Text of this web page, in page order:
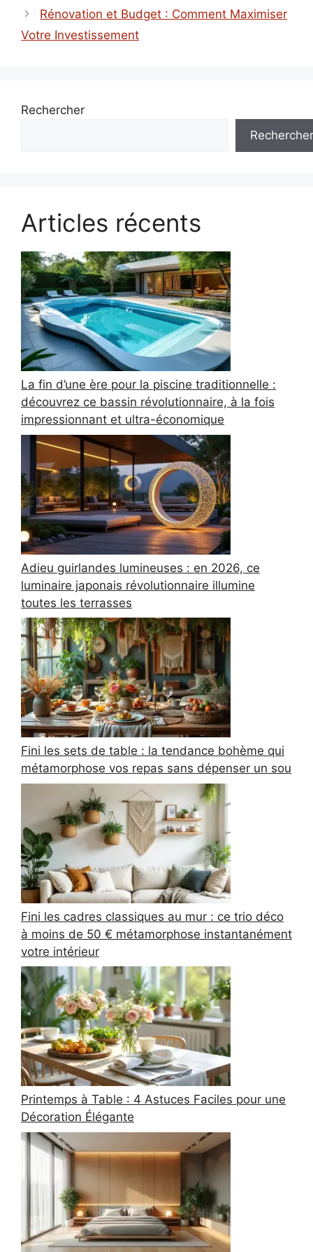
Rénovation et Budget : Comment Maximiser
Votre Investissement
Rechercher
Rechercher
Articles récents
La fin d’une ère pour la piscine traditionnelle :
découvrez ce bassin révolutionnaire, à la fois
impressionnant et ultra-économique
Adieu guirlandes lumineuses : en 2026, ce
luminaire japonais révolutionnaire illumine
toutes les terrasses
Fini les sets de table : la tendance bohème qui
métamorphose vos repas sans dépenser un sou
Fini les cadres classiques au mur : ce trio déco
à moins de 50 € métamorphose instantanément
votre intérieur
Printemps à Table : 4 Astuces Faciles pour une
Décoration Élégante